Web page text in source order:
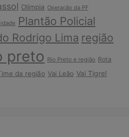
Olímpia Operação da PF
Plantão Policial
Rodrigo Lima região
preto Rio Preto e região Rota
da região Vai Leão Vai Tigre!